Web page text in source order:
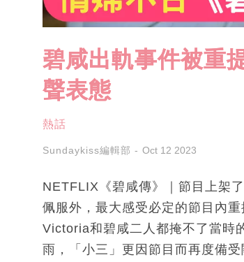
碧咸出軌事件被重
聲表態
熱話
Sundaykiss編輯部 Oct 12 2023
NETFLIX《碧咸傳》｜節目上架
佩服外，最大感受必定的節目內
Victoria和碧咸二人都掩不了當時
雨，「小三」更因節目而再度備